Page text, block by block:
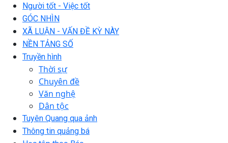
Người tốt - Việc tốt
GÓC NHÌN
XÃ LUẬN - VẤN ĐỀ KỲ NÀY
NỀN TẢNG SỐ
Truyền hình
Thời sự
Chuyên đề
Văn nghệ
Dân tộc
Tuyên Quang qua ảnh
Thông tin quảng bá